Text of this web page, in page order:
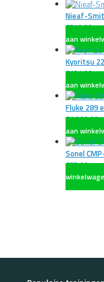
Nieaf-
€340,00
aan
Kyoritsu
€134,00
aan
Fluke 289
€1.090,00
aan
Sonel
€85,00 excl.